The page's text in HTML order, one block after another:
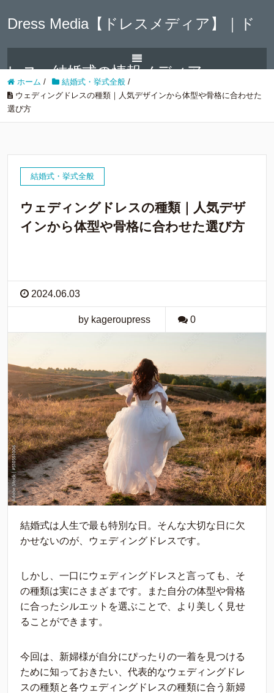
Dress Media【ドレスメディア】｜ド
レス・結婚式の情報メディア
ホーム / 結婚式・挙式全般 /
ウェディングドレスの種類｜人気デザインから体型や骨格に合わせた
選び方
結婚式・挙式全般
ウェディングドレスの種類｜人気デザ
インから体型や骨格に合わせた選び方
2024.06.03
by kageroupress 0
結婚式は人生で最も特別な日。そんな大切な日に欠
かせないのが、ウェディングドレスです。
しかし、一口にウェディングドレスと言っても、そ
の種類は実にさまざまです。また自分の体型や骨格
に合ったシルエットを選ぶことで、より美しく見せ
ることができます。
今回は、新婦様が自分にぴったりの一着を見つける
ために知っておきたい、代表的なウェディングドレ
スの種類と各ウェディングドレスの種類に合う新婦